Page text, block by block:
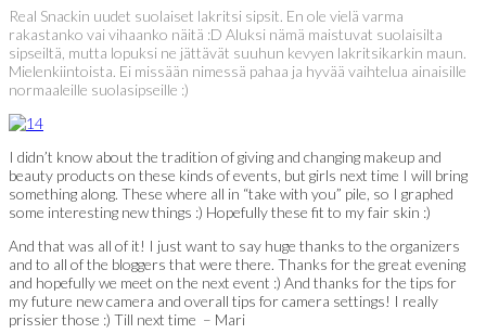
Real Snackin uudet suolaiset lakritsi sipsit. En ole vielä varma
rakastanko vai vihaanko näitä :D Aluksi nämä maistuvat suolaisilta
sipseiltä, mutta lopuksi ne jättävät suuhun kevyen lakritsikarkin maun.
Mielenkiintoista. Ei missään nimessä pahaa ja hyvää vaihtelua ainaisille
normaaleille suolasipseille :)
I didn’t know about the tradition of giving and changing makeup and
beauty products on these kinds of events, but girls next time I will bring
something along. These where all in “take with you” pile, so I graphed
some interesting new things :) Hopefully these fit to my fair skin :)
And that was all of it! I just want to say huge thanks to the organizers
and to all of the bloggers that were there. Thanks for the great evening
and hopefully we meet on the next event :) And thanks for the tips for
my future new camera and overall tips for camera settings! I really
prissier those :) Till next time – Mari